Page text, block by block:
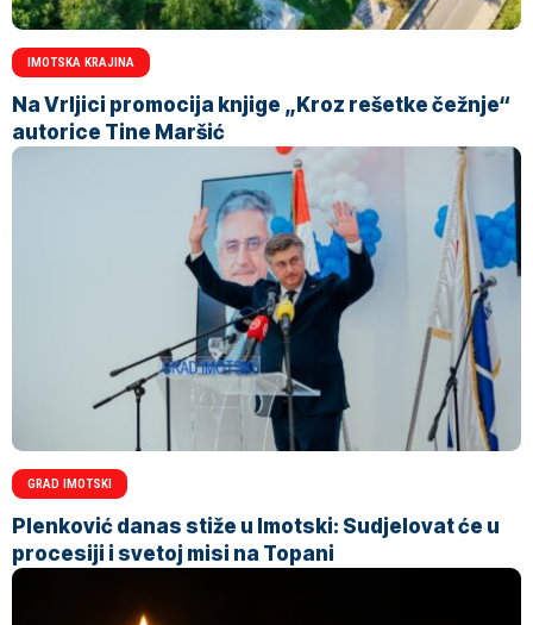
IMOTSKA KRAJINA
Na Vrljici promocija knjige „Kroz rešetke čežnje“
autorice Tine Maršić
GRAD IMOTSKI
Plenković danas stiže u Imotski: Sudjelovat će u
procesiji i svetoj misi na Topani